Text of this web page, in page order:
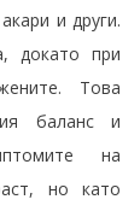
и други.
докато при
Това
баланс и
на
но като